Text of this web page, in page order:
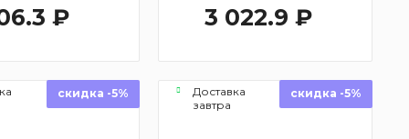
₽ 3 022.9 ₽
скидка -5%
Доставка
завтра
скидка -5%